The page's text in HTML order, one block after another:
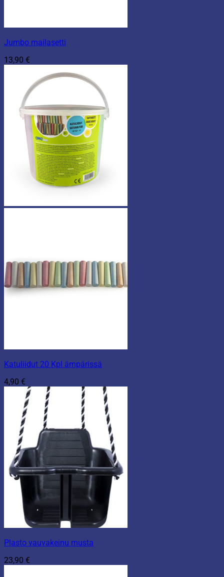
Jumbo mailasetti
13,90 €
Katuliidut 20 Kpl ämpärissä
4,90 €
Plasto vauvakeinu musta
23,90 €